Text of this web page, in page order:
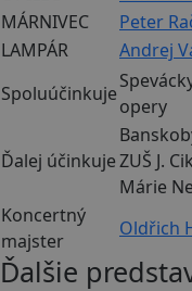
MÁRNIVEC
Peter
LAMPÁR
Andrej
Spoluúčinkuje
opery
Ďalej účinkujeZUŠ J.
Márie
Koncertný
majster
Oldřich
Ďalšie